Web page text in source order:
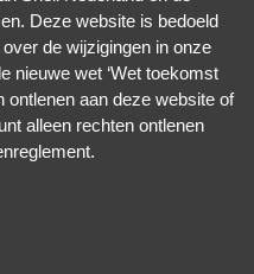
Deze website is bedoeld
de wijzigingen in onze
nieuwe wet ‘Wet toekomst
ontlenen aan deze website of
alleen rechten ontlenen